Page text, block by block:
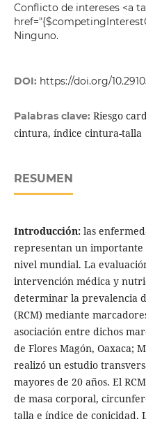
Conflicto de intereses <a
Ninguno.
DOI: https://doi.org/
Palabras clave: Riesgo
cintura, índice cintura-talla
RESUMEN
Introducción:las
representan un
nivel mundial. La
intervención médica y
determinar la prevalencia
(RCM) mediante
asociación entre dichos
de Flores Magón, Oaxaca;
realizó un estudio
mayores de 20 años. El
de masa corporal,
talla e índice de conicidad.